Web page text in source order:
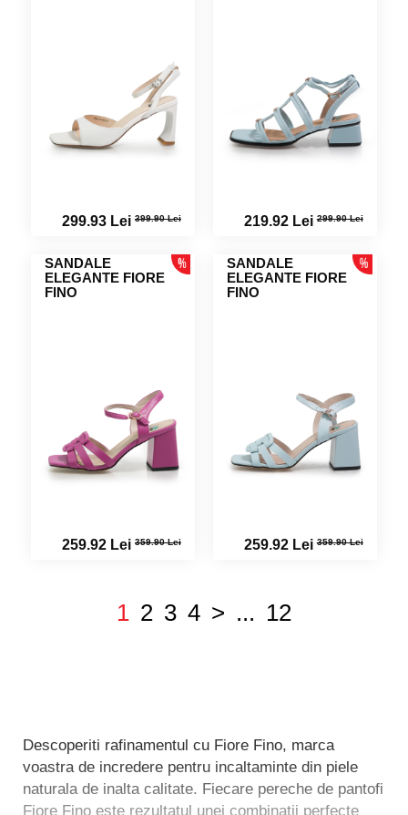
299.93 Lei 399.90 Lei 219.92 Lei299.90 Lei
SANDALE
ELEGANTE FIORE
FINO
259.92 Lei 359.90 Lei
SANDALE
ELEGANTE FIORE
FINO
259.92 Lei359.90 Lei
1 2 3 4 > ... 12
Descoperiti rafinamentul cu Fiore Fino, marca
voastra de incredere pentru incaltaminte din piele
naturala de inalta calitate. Fiecare pereche de pantofi
Fiore Fino este rezultatul unei combinatii perfecte